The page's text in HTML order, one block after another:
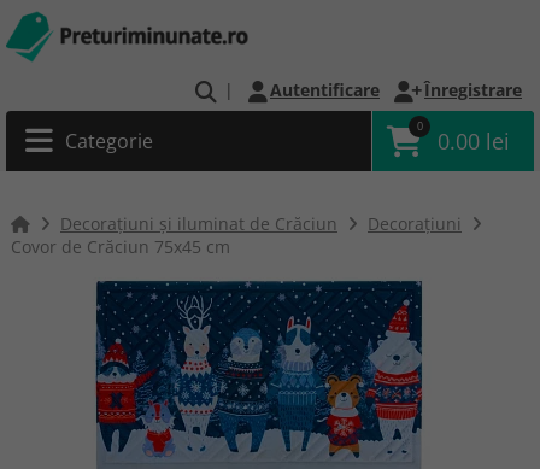
| Autentificare Înregistrare
Categorie
0
0.00 lei
Decorațiuni și iluminat de Crăciun
Decorațiuni
Covor de Crăciun 75x45 cm